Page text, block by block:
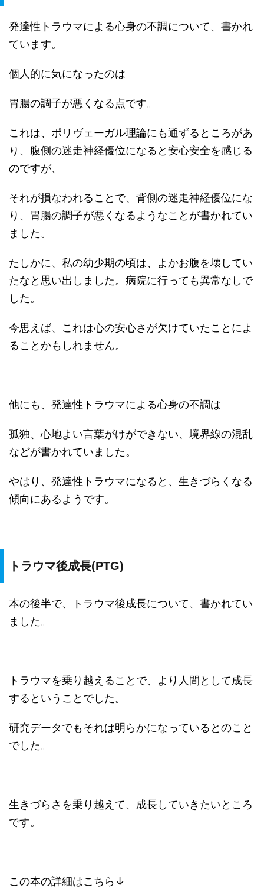
発達性トラウマによる心身の不調について、書かれ
ています。
個人的に気になったのは
胃腸の調子が悪くなる点です。
これは、ポリヴェーガル理論にも通ずるところがあ
り、腹側の迷走神経優位になると安心安全を感じる
のですが、
それが損なわれることで、背側の迷走神経優位にな
り、胃腸の調子が悪くなるようなことが書かれてい
ました。
たしかに、私の幼少期の頃は、よかお腹を壊してい
たなと思い出しました。病院に行っても異常なしで
した。
今思えば、これは心の安心さが欠けていたことによ
ることかもしれません。
他にも、発達性トラウマによる心身の不調は
孤独、心地よい言葉がけができない、境界線の混乱
などが書かれていました。
やはり、発達性トラウマになると、生きづらくなる
傾向にあるようです。
トラウマ後成長(PTG)
本の後半で、トラウマ後成長について、書かれてい
ました。
トラウマを乗り越えることで、より人間として成長
するということでした。
研究データでもそれは明らかになっているとのこと
でした。
生きづらさを乗り越えて、成長していきたいところ
です。
この本の詳細はこちら↓